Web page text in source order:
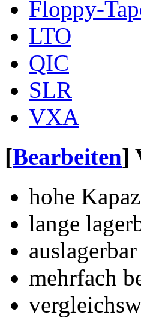
Floppy-
LTO
QIC
SLR
VXA
[Bearbeiten]
hohe
lange
auslagerbar
mehrfach